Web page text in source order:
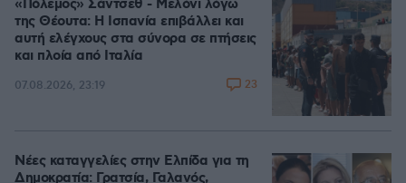
«Πόλεμος» Σάντσεθ - Μελόνι λόγω
της Θέουτα: Η Ισπανία επιβάλλει και
αυτή ελέγχους στα σύνορα σε πτήσεις
και πλοία από Ιταλία
07.08.2026, 23:19 23
Νέες καταγγελίες στην Ελπίδα για τη
Δημοκρατία: Γρατσία, Γαλανός,